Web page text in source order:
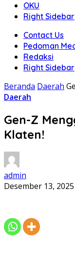
OKU
Right Sidebar
Contact Us
Pedoman
Redaksi
Right Sidebar
Beranda Daerah
Daerah
Gen-Z
Klaten!
admin
Desember 13, 2025